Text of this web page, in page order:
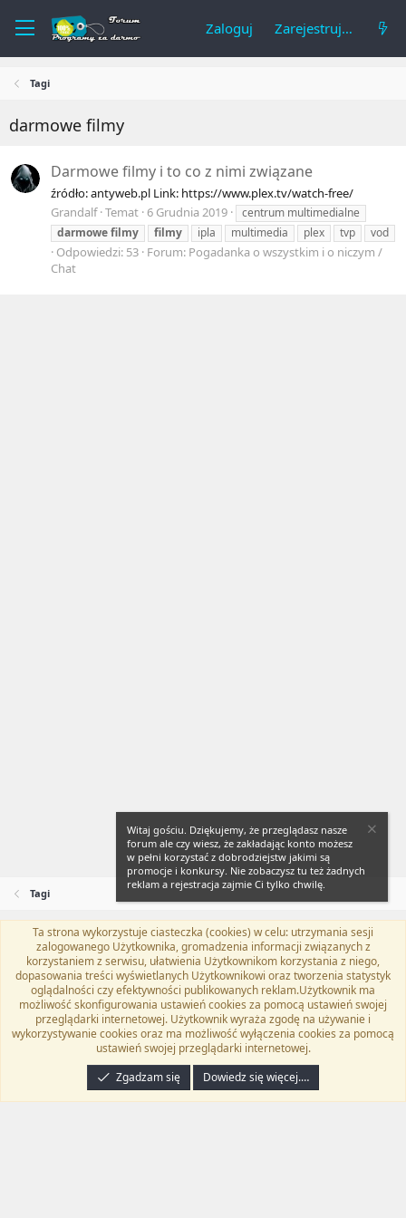
Zaloguj Zarejestruj się
Tagi
darmowe filmy
Darmowe filmy i to co z nimi związane
źródło: antyweb.pl Link: https://www.plex.tv/watch-free/
Grandalf Temat 6 Grudnia 2019
centrum multimedialne
darmowefilmy filmy ipla multimedia plex tvp vod
Odpowiedzi: 53 Forum: Pogadanka o wszystkim i o niczym /
Chat
Tagi
Flat Awesome + (Parent DO NOT EDIT)
Polski (PL)
Kontakt
Regulamin Polityka prywatności Pomoc
TwitterKontakt
RSS
Community platform by XenForo® © 2010-2024 XenForo Ltd.
programyzadarmo.net.pl . | Xenforo Add-ons
Email Check by MPM.PM
Witaj gościu. Dziękujemy, że przeglądasz nasze
forum ale czy wiesz, że zakładając konto możesz
w pełni korzystać z dobrodziejstw jakimi są
promocje i konkursy. Nie zobaczysz tu też żadnych
reklam a rejestracja zajmie Ci tylko chwilę.
Ta strona wykorzystuje ciasteczka (cookies) w celu: utrzymania sesji
zalogowanego Użytkownika, gromadzenia informacji związanych z
korzystaniem z serwisu, ułatwienia Użytkownikom korzystania z niego,
dopasowania treści wyświetlanych Użytkownikowi oraz tworzenia statystyk
oglądalności czy efektywności publikowanych reklam.Użytkownik ma
możliwość skonfigurowania ustawień cookies za pomocą ustawień swojej
przeglądarki internetowej. Użytkownik wyraża zgodę na używanie i
wykorzystywanie cookies oraz ma możliwość wyłączenia cookies za pomocą
ustawień swojej przeglądarki internetowej.
Zgadzam się
Dowiedz się więcej.…